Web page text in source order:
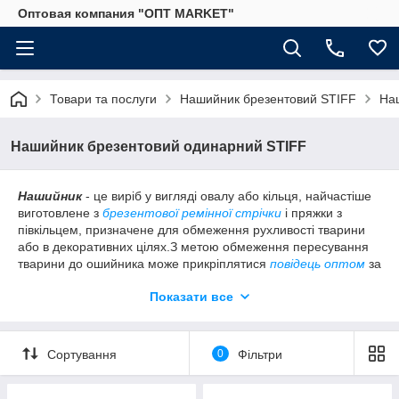
Оптовая компания "ОПТ MARKET"
Товари та послуги Нашийник брезентовий STIFF
Нашийник брезентовий одинарний STIFF
Нашийник- це виріб у вигляді овалу або кільця, найчастіше
виготовлене з брезентової ремінної стрічки і пряжки з
півкільцем, призначене для обмеження рухливості тварини
або в декоративних цілях.З метою обмеження пересування
тварини до ошийника може прикріплятися повідець оптом за
різноманітність нашийників, що відрізняються довжиною,
стрічка ремінна, брезентовий абополіпропіленова стрічка,
хольнитены, блочки,
пряжка півкільця оптом
У даному розділі представлений одинарний брезентовий
Показати все
Сортування 0 Фільтри